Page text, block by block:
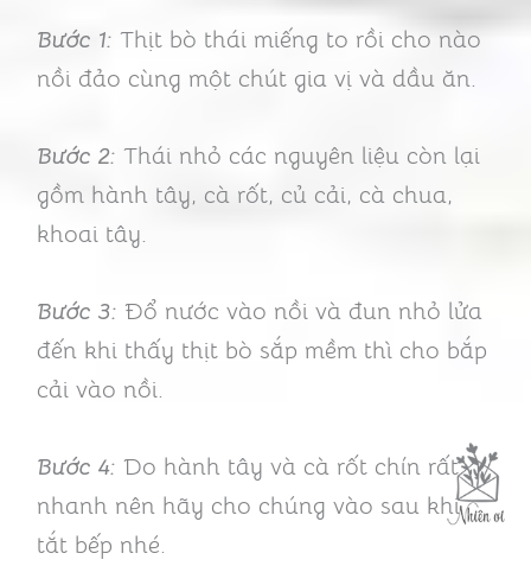
Bước 1: Thịt bò thái miếng to rồi cho nào
nồi đảo cùng một chút gia vị và dầu ăn.
Bước 2: Thái nhỏ các nguyên liệu còn lại
gồm hành tây, cà rốt, củ cải, cà chua,
khoai tây.
Bước 3: Đổ nước vào nồi và đun nhỏ lửa
đến khi thấy thịt bò sắp mềm thì cho bắp
cải vào nồi.
Bước 4: Do hành tây và cà rốt chín rất
nhanh nên hãy cho chúng vào sau khi
tắt bếp nhé.